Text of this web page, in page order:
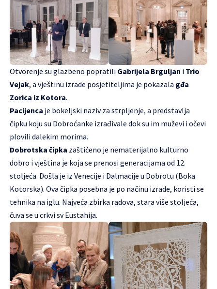
Otvorenje su glazbeno popratili Gabrijela Brguljan i Trio
Vejak, a vještinu izrade posjetiteljima je pokazala gđa
Zorica iz Kotora.
Pacijenca je bokeljski naziv za strpljenje, a predstavlja
čipku koju su Dobroćanke izrađivale dok su im muževi i očevi
plovili dalekim morima.
Dobrotska čipka zaštićeno je nematerijalno kulturno
dobro i vještina je koja se prenosi generacijama od 12.
stoljeća. Došla je iz Venecije i Dalmacije u Dobrotu (Boka
Kotorska). Ova čipka posebna je po načinu izrade, koristi se
tehnika na iglu. Najveća zbirka radova, stara više stoljeća,
čuva se u crkvi sv Eustahija.